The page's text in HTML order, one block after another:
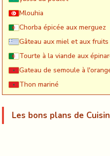
Mlouhia
Chorba épicée aux merguez
Gâteau aux miel et aux
Tourte à la viande aux
Gateau de semoule à
Thon mariné
Les bons plans de